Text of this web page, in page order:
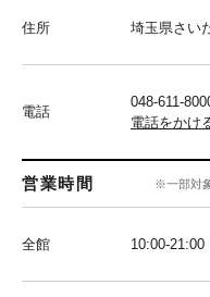
住所 埼玉県さい
電話
048-611-
電話をかけ
営業時間 ※一部対
全館 10:00‐21:00